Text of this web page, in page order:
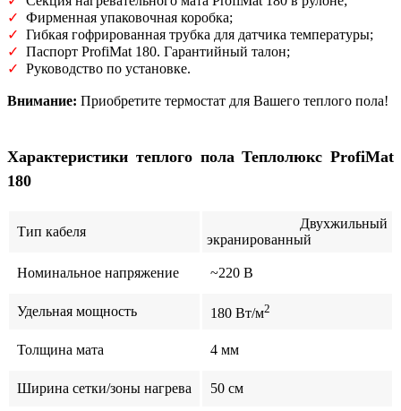
✓ Фирменная упаковочная коробка;
✓ Гибкая гофрированная трубка для датчика температуры;
✓ Паспорт ProfiMat 180. Гарантийный талон;
✓ Руководство по установке.
Внимание: Приобретите термостат для Вашего теплого пола!
Характеристики теплого полаТеплолюкс ProfiMat
180
Тип кабеля
Двухжильный
экранированный
Номинальное напряжение ~220 В
Удельная мощность 180 Вт/м2
Толщина мата 4 мм
Ширина сетки/зоны нагрева 50 см